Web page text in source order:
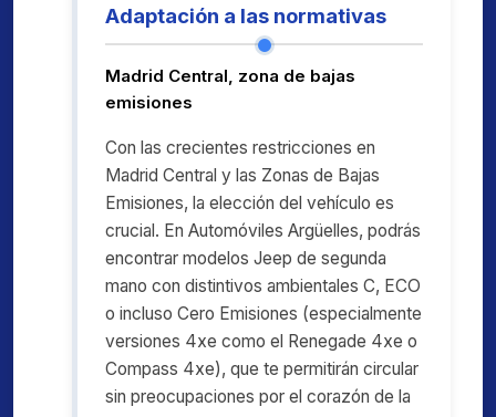
Adaptación a las normativas
Madrid Central, zona de bajas
emisiones
Con las crecientes restricciones en
Madrid Central y las Zonas de Bajas
Emisiones, la elección del vehículo es
crucial. En Automóviles Argüelles, podrás
encontrar modelos Jeep de segunda
mano con distintivos ambientales C, ECO
o incluso Cero Emisiones (especialmente
versiones 4xe como el Renegade 4xe o
Compass 4xe), que te permitirán circular
sin preocupaciones por el corazón de la